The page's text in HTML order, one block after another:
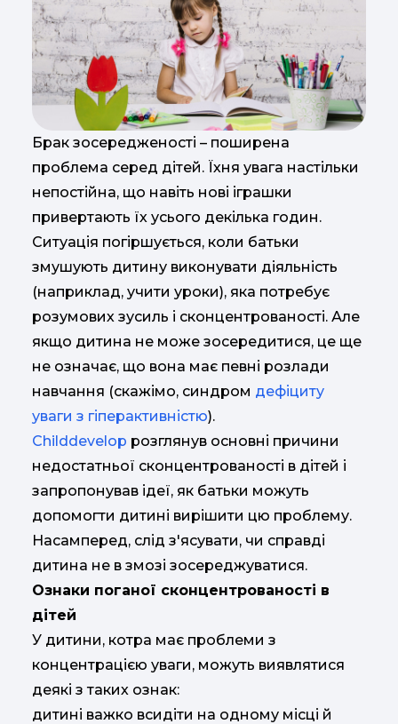
Брак зосередженості – поширена
проблема серед дітей. Їхня увага настільки
непостійна, що навіть нові іграшки
привертають їх усього декілька годин.
Ситуація погіршується, коли батьки
змушують дитину виконувати діяльність
(наприклад, учити уроки), яка потребує
розумових зусиль і сконцентрованості. Але
якщо дитина не може зосередитися, це ще
не означає, що вона має певні розлади
навчання (скажімо, синдром дефіциту
уваги з гіперактивністю).
Childdevelop розглянув основні причини
недостатньої сконцентрованості в дітей і
запропонував ідеї, як батьки можуть
допомогти дитині вирішити цю проблему.
Насамперед, слід з'ясувати, чи справді
дитина не в змозі зосереджуватися.
Ознаки поганої сконцентрованості в
дітей
У дитини, котра має проблеми з
концентрацією уваги, можуть виявлятися
деякі з таких ознак:
дитині важко всидіти на одному місці й